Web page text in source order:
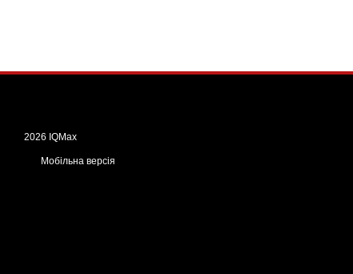
2026 IQMax
Мобільна версія